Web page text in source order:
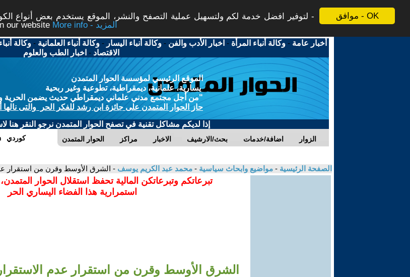
موافق - OK
لتوفير افضل خدمة لكم ولتسهيل عملية التصفح والنشر، الموقع يستخدم بعض أنواع
our website
More info - المزيد
أخبار عامة -وكالة أنباء المرأة - اخبار الأدب والفن -وكالة أنباء اليسار -وكالة أنباء العلمانية -وكالة
الاقتصاد - اخبار الطب والعلوم
الموقع الرئيسي لمؤسسة الحوار المتمدن
يسارية، علمانية، ديمقراطية، تطوعية وغير ربحية
"من أجل مجتمع مدني علماني ديمقراطي حديث يضمن الحرية
حاز الحوار المتمدن على جائزة ابن رشد للفكر الحر والتى نالها
إذا لديكم مشاكل تقنية في تصفح الحوار المتمدن نرجو النقر هنا
الحوار المتمدن مراكز الاخبار بحث/الارشيف اضافة/خدمات الزوار كوردي
الصفحة الرئيسية - مواضيع وابحاث سياسية - محمد عبد الكريم يوسف - الشرق الأوسط وقرن من استقرار
تبرعاتكم وتبرعاتكن المالية تحفظ استقلال الحوار
استمرارية هذا الفضاء اليساري الحر
الشرق الأوسط وقرن من استقرار عدم